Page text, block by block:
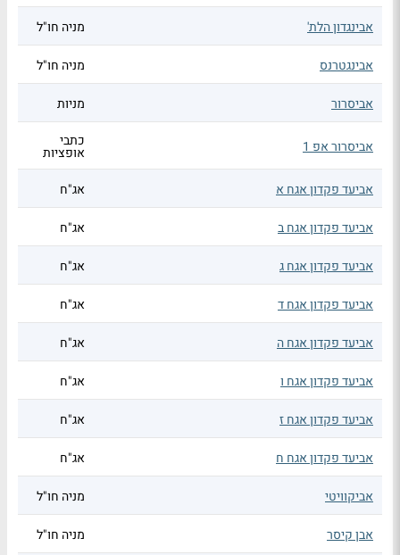
אבינגדון הלת' מניה חו"ל
אבינגטרנס מניה חו"ל
אביסרור מניות
אביסרור אפ 1 כתבי
אופציות
אביעד פקדון אגח א
אג"ח
אביעד פקדון אגח ב אג"ח
אביעד פקדון אגח ג אג"ח
אביעד פקדון אגח ד אג"ח
אביעד פקדון אגח ה אג"ח
אביעד פקדון אגח ו אג"ח
אביעד פקדון אגח ז אג"ח
אביעד פקדון אגח ח אג"ח
אביקוויטי מניה חו"ל
אבן קיסר מניה חו"ל